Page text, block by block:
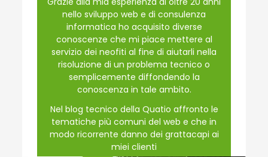
nello sviluppo web e di consulenza
informatica ho acquisito diverse
conoscenze che mi piace mettere al
servizio dei neofiti al fine di aiutarli nella
risoluzione di un problema tecnico o
semplicemente diffondendo la
conoscenza in tale ambito.
Nel blog tecnico della Quatio affronto le
tematiche più comuni del web e che in
modo ricorrente danno dei grattacapi ai
miei clienti